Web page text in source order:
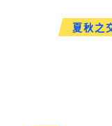
夏秋之